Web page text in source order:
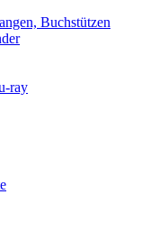
Buchstützen
ray